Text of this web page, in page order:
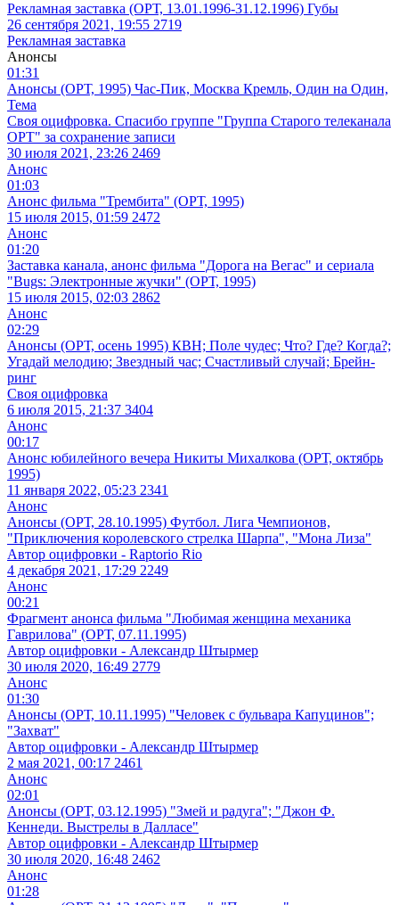
Рекламная заставка (ОРТ, 13.01.1996-31.12.1996) Губы
26 сентября 2021, 19:55 2719
Рекламная заставка
Анонсы
01:31
Анонсы (ОРТ, 1995) Час-Пик, Москва Кремль, Один на Один,
Тема
Своя оцифровка. Спасибо группе "Группа Старого телеканала
ОРТ" за сохранение записи
30 июля 2021, 23:26 2469
Анонс
01:03
Анонс фильма "Трембита" (ОРТ, 1995)
15 июля 2015, 01:59 2472
Анонс
01:20
Заставка канала, анонс фильма "Дорога на Вегас" и сериала
"Bugs: Электронные жучки" (ОРТ, 1995)
15 июля 2015, 02:03 2862
Анонс
02:29
Анонсы (ОРТ, осень 1995) КВН; Поле чудес; Что? Где? Когда?;
Угадай мелодию; Звездный час; Счастливый случай; Брейн-
ринг
Своя оцифровка
6 июля 2015, 21:37 3404
Анонс
00:17
Анонс юбилейного вечера Никиты Михалкова (ОРТ, октябрь
1995)
11 января 2022, 05:23 2341
Анонс
Анонсы (ОРТ, 28.10.1995) Футбол. Лига Чемпионов,
"Приключения королевского стрелка Шарпа", "Мона Лиза"
Автор оцифровки - Raptorio Rio
4 декабря 2021, 17:29 2249
Анонс
00:21
Фрагмент анонса фильма "Любимая женщина механика
Гаврилова" (ОРТ, 07.11.1995)
Автор оцифровки - Александр Штырмер
30 июля 2020, 16:49 2779
Анонс
01:30
Анонсы (ОРТ, 10.11.1995) "Человек с бульвара Капуцинов";
"Захват"
Автор оцифровки - Александр Штырмер
2 мая 2021, 00:17 2461
Анонс
02:01
Анонсы (ОРТ, 03.12.1995) "Змей и радуга"; "Джон Ф.
Кеннеди. Выстрелы в Далласе"
Автор оцифровки - Александр Штырмер
30 июля 2020, 16:48 2462
Анонс
01:28